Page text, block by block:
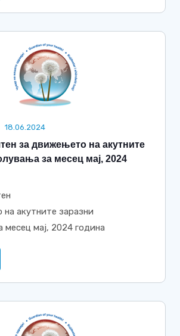
18.06.2024
за движењето на акутните
за месец мај, 2024
акутните заразни
месец мај, 2024 година